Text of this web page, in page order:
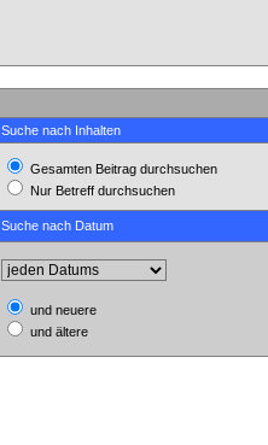
Suche nach Inhalten
Gesamten Beitrag durchsuchen
Nur Betreff durchsuchen
Suche nach Datum
und neuere
und ältere